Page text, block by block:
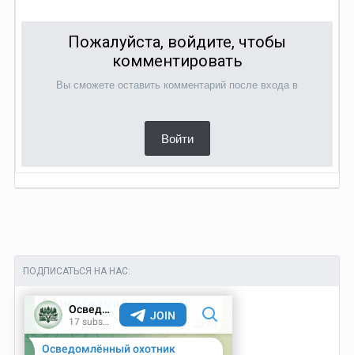
Пожалуйста, войдите, чтобы
комментировать
Вы сможете оставить комментарий после входа в
Войти
ПОДПИСАТЬСЯ НА НАС: